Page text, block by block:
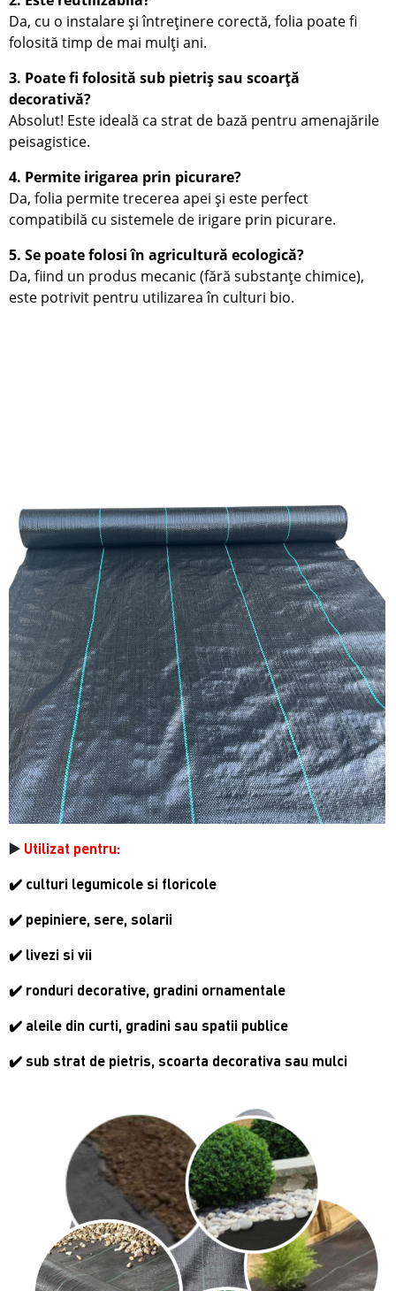
Da, cu o instalare și întreținere corectă, folia poate fi
folosită timp de mai mulți ani.
3. Poate fi folosită sub pietriș sau scoarță
decorativă?
Absolut! Este ideală ca strat de bază pentru amenajările
peisagistice.
4. Permite irigarea prin picurare?
Da, folia permite trecerea apei și este perfect
compatibilă cu sistemele de irigare prin picurare.
5. Se poate folosi în agricultură ecologică?
Da, fiind un produs mecanic (fără substanțe chimice),
este potrivit pentru utilizarea în culturi bio.
▶️ Utilizat pentru:
✔️ culturi legumicole si floricole
✔️ pepiniere, sere, solarii
✔️ livezi si vii
✔️ ronduri decorative, gradini ornamentale
✔️ aleile din curti, gradini sau spatii publice
✔️ sub strat de pietris, scoarta decorativa sau mulci